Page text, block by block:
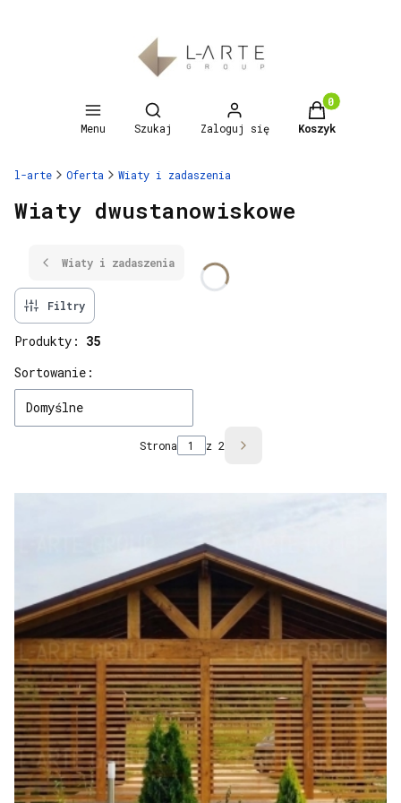
Menu
Otwórz wyszukiwarkę
Szukaj Zaloguj się
Produkty w
Koszyk
l-arte Oferta Wiaty i zadaszenia
Wiaty dwustanowiskowe
Wiaty i zadaszenia
Filtry
Produkty: 35
Lista produktów
Sortowanie:
Domyślne
Strona z 2 Następne produkty